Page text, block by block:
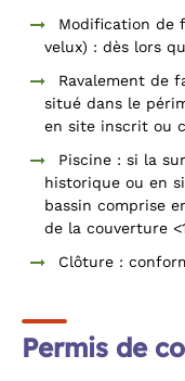
Modification de
velux) : dès lors
Ravalement de
situé dans le
en site inscrit ou
Piscine : si la
historique ou en
bassin comprise
de la couverture
Clôture :
Permis de